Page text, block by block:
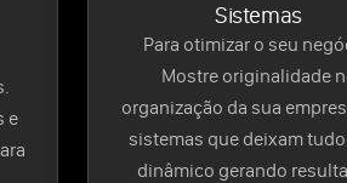
e
Sistemas
Para otimizar o seu
Mostre originalidade
organização da sua
sistemas que deixam
dinâmico gerando